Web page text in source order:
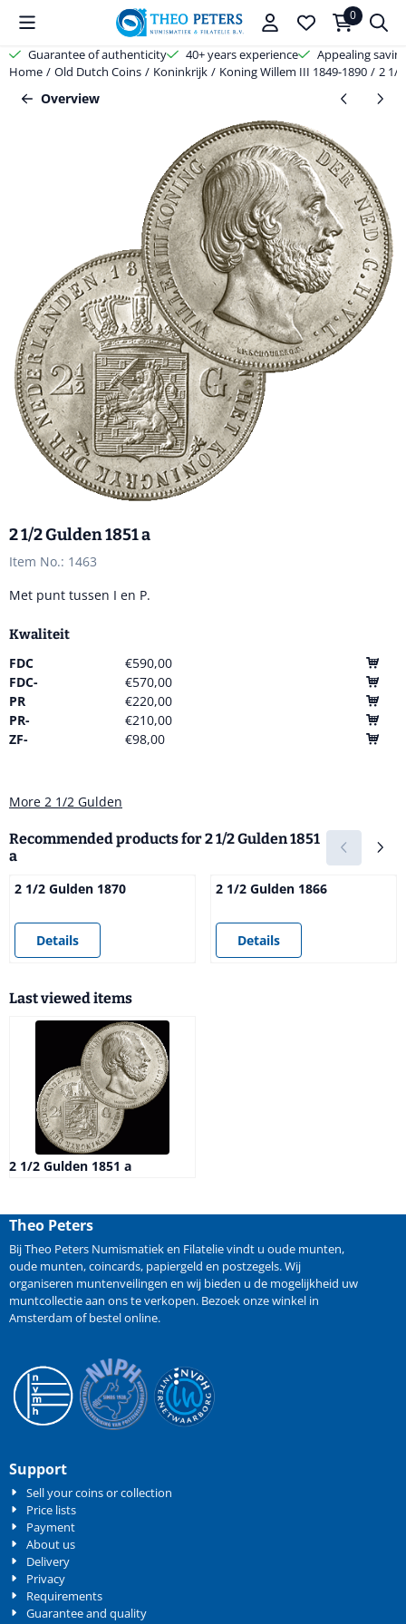
Cookie preferences are available. Choose settings or allow all
0
Guarantee of authenticity 40+ years experience
Appealing
Home / Old Dutch Coins / Koninkrijk / Koning Willem III 1849-1890 / 2 1/
Overview
2 1/2 Gulden 1851 a
Item No.: 1463
Met punt tussen I en P.
Kwaliteit
FDC
€590,00
FDC-
€570,00
PR
€220,00
PR-
€210,00
ZF-
€98,00
More 2 1/2 Gulden
Recommended products for2 1/2 Gulden 1851
a
2 1/2 Gulden 1870
Price not visible
Details
2 1/2 Gulden 1866
Price not visible
Details
Last viewed items
2 1/2 Gulden 1851 a
Theo Peters
Bij Theo Peters Numismatiek en Filatelie vindt u oude munten,
oude munten,coincards, papiergeld en postzegels. Wij
organiseren muntenveilingen en wij bieden u de mogelijkheid uw
muntcollectie aan ons te verkopen. Bezoek onze winkel in
Amsterdam of bestel online.
Support
Sell your coins or collection
Price lists
Payment
About us
Delivery
Privacy
Requirements
Guarantee and quality